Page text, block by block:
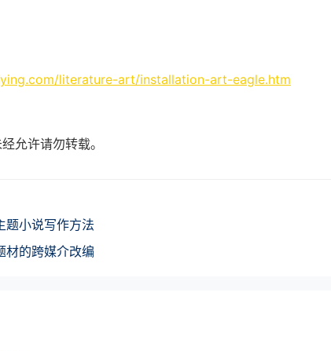
literature-art/installation-art-eagle.htm
允许请勿转载。
题小说写作方法
材的跨媒介改编